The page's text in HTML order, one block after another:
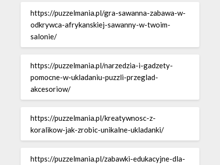
https://puzzelmania.pl/gra-sawanna-zabawa-w-
odkrywca-afrykanskiej-sawanny-w-twoim-
salonie/
https://puzzelmania.pl/narzedzia-i-gadzety-
pomocne-w-ukladaniu-puzzli-przeglad-
akcesoriow/
https://puzzelmania.pl/kreatywnosc-z-
koralikow-jak-zrobic-unikalne-ukladanki/
https://puzzelmania.pl/zabawki-edukacyjne-dla-